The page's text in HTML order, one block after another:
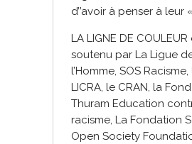
d’’avoir à penser à leur
LA LIGNE DE COULEUR
soutenu par La Ligue
l’Homme, SOS Racisme,
LICRA, le CRAN, la
Thuram Education
racisme, La Fondation
Open Society